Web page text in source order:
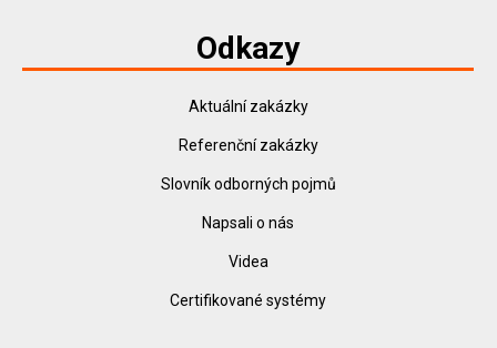
Odkazy
Aktuální zakázky
Referenční zakázky
Slovník odborných pojmů
Napsali o nás
Videa
Certifikované systémy